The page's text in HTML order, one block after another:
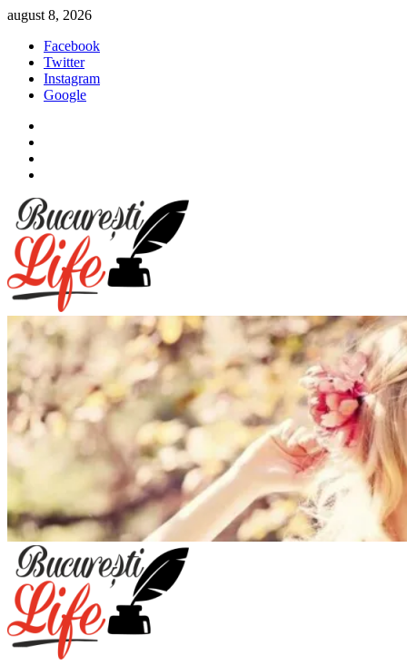
Sari
conținut
august 8, 2026
Facebook
Twitter
Instagram
Google
Meniu
principal